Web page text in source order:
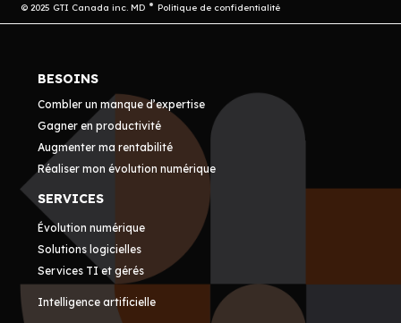
© 2025 GTI Canada inc. MD Politique de confidentialité
BESOINS
Combler un manque d’expertise
Gagner en productivité
Augmenter ma rentabilité
Réaliser mon évolution numérique
SERVICES
Évolution numérique
Solutions logicielles
Services TI et gérés
Intelligence artificielle